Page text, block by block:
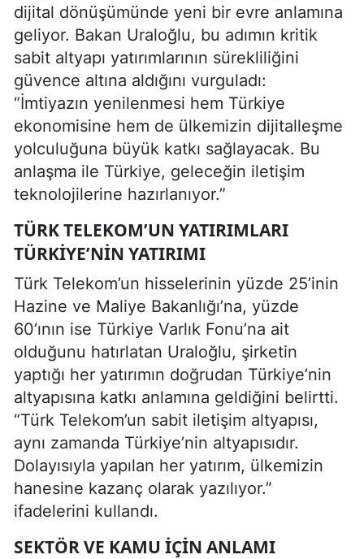
dijital dönüşümünde yeni bir evre anlamına
geliyor. Bakan Uraloğlu, bu adımın kritik
sabit altyapı yatırımlarının sürekliliğini
güvence altına aldığını vurguladı:
“İmtiyazın yenilenmesi hem Türkiye
ekonomisine hem de ülkemizin dijitalleşme
yolculuğuna büyük katkı sağlayacak. Bu
anlaşma ile Türkiye, geleceğin iletişim
teknolojilerine hazırlanıyor.”
TÜRK TELEKOM’UN YATIRIMLARI
TÜRKIYE’NIN YATIRIMI
Türk Telekom’un hisselerinin yüzde 25’inin
Hazine ve Maliye Bakanlığı’na, yüzde
60’ının ise Türkiye Varlık Fonu’na ait
olduğunu hatırlatan Uraloğlu, şirketin
yaptığı her yatırımın doğrudan Türkiye’nin
altyapısına katkı anlamına geldiğini belirtti.
“Türk Telekom’un sabit iletişim altyapısı,
aynı zamanda Türkiye’nin altyapısıdır.
Dolayısıyla yapılan her yatırım, ülkemizin
hanesine kazanç olarak yazılıyor.”
ifadelerini kullandı.
SEKTÖR VE KAMU İÇIN ANLAMI